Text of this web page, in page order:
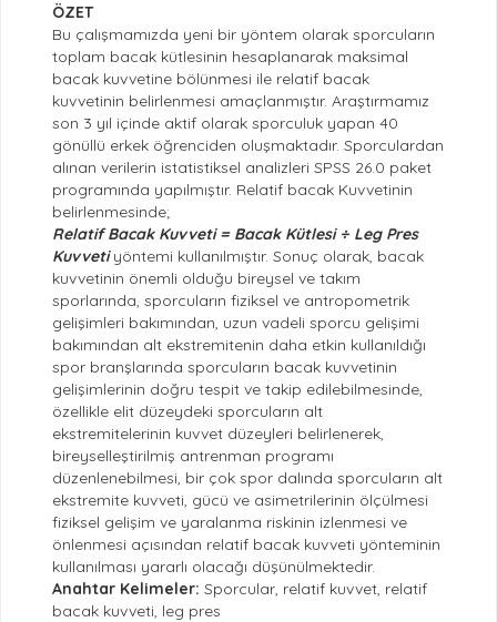
ÖZET
Bu çalışmamızda yeni bir yöntem olarak sporcuların
toplam bacak kütlesinin hesaplanarak maksimal
bacak kuvvetine bölünmesi ile relatif bacak
kuvvetinin belirlenmesi amaçlanmıştır. Araştırmamız
son 3 yıl içinde aktif olarak sporculuk yapan 40
gönüllü erkek öğrenciden oluşmaktadır. Sporculardan
alınan verilerin istatistiksel analizleri SPSS 26.0 paket
programında yapılmıştır. Relatif bacak Kuvvetinin
belirlenmesinde;
Relatif Bacak Kuvveti = Bacak Kütlesi ÷ Leg Pres
Kuvvetiyöntemi kullanılmıştır. Sonuç olarak, bacak
kuvvetinin önemli olduğu bireysel ve takım
sporlarında, sporcuların fiziksel ve antropometrik
gelişimleri bakımından, uzun vadeli sporcu gelişimi
bakımından alt ekstremitenin daha etkin kullanıldığı
spor branşlarında sporcuların bacak kuvvetinin
gelişimlerinin doğru tespit ve takip edilebilmesinde,
özellikle elit düzeydeki sporcuların alt
ekstremitelerinin kuvvet düzeyleri belirlenerek,
bireyselleştirilmiş antrenman programı
düzenlenebilmesi, bir çok spor dalında sporcuların alt
ekstremite kuvveti, gücü ve asimetrilerinin ölçülmesi
fiziksel gelişim ve yaralanma riskinin izlenmesi ve
önlenmesi açısından relatif bacak kuvveti yönteminin
kullanılması yararlı olacağı düşünülmektedir.
Anahtar Kelimeler: Sporcular, relatif kuvvet, relatif
bacak kuvveti, leg pres